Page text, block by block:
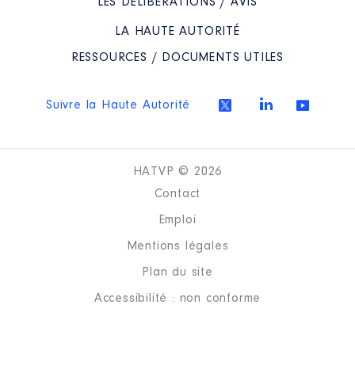
LA HAUTE AUTORITÉ
RESSOURCES / DOCUMENTS UTILES
Suivre la Haute Autorité
HATVP © 2026
Contact
Emploi
Mentions légales
Plan du site
Accessibilité : non conforme